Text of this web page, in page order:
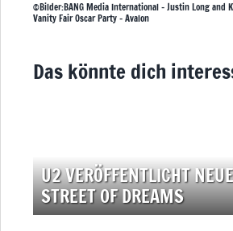
©Bilder:BANG Media International – Justin Long and
Vanity Fair Oscar Party – Avalon
Das könnte dich
U2 VERÖFFENTLICHT
STREET OF DREAMS